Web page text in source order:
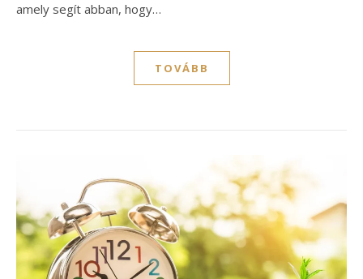
amely segít abban, hogy…
TOVÁBB